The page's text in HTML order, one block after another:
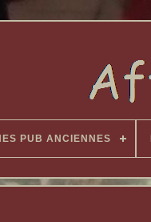
PUB ANCIENNES